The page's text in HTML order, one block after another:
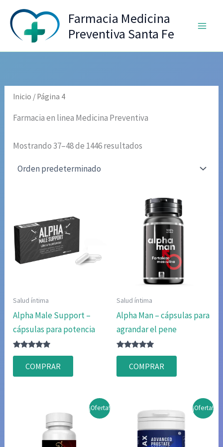
contenido
Farmacia Medicina
Preventiva Santa Fe
Inicio / Página 4
Farmacia en linea Medicina Preventiva
Mostrando 37–48 de 1446 resultados
Salud íntima
Alpha Male Support –
cápsulas para potencia
Valorado
4.75
de 5
COMPRAR
Salud íntima
Alpha Man – cápsulas para
agrandar el pene
Valorado
4.80
de 5
COMPRAR
¡Oferta! ¡Oferta!